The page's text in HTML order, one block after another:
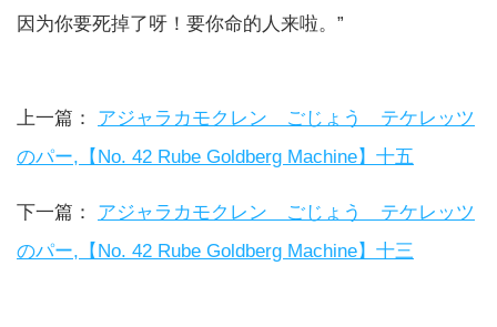
因为你要死掉了呀！要你命的人来啦。”
上一篇： アジャラカモクレン ごじょう テケレッツ
のパー,【No. 42 Rube Goldberg Machine】十五
下一篇： アジャラカモクレン ごじょう テケレッツ
のパー,【No. 42 Rube Goldberg Machine】十三